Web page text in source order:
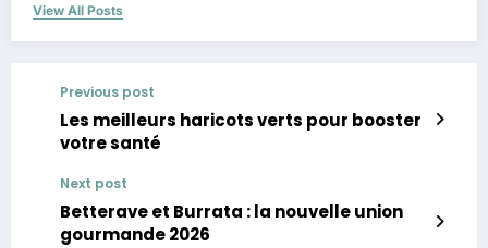
View All Posts
Previous post
Les meilleurs haricots verts pour booster
votre santé
Next post
Betterave et Burrata : la nouvelle union
gourmande 2026